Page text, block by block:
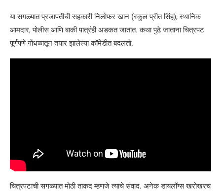
या सगळ्यात प्रजापतीची सहकारी निलोफर खान (रकुल प्रीत सिंह), स्थानिक
आमदार, पोलीस आणि बाकी पात्रंही अडकत जातात. कथा पुढे जाताना चित्रपट
पूर्णपणे गोंधळातून तयार झालेल्या कॉमेडीत बदलतो.
चित्रपटाची सगळ्यात मोठी ताकद म्हणजे त्याचे संवाद. अनेक डायलॉग्स खरोखरच